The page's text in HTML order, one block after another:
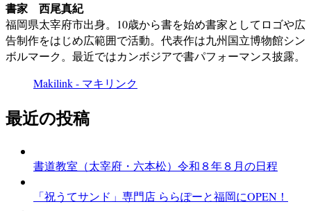
書家 西尾真紀
福岡県太宰府市出身。10歳から書を始め書家としてロゴや広
告制作をはじめ広範囲で活動。代表作は九州国立博物館シン
ボルマーク。最近ではカンボジアで書パフォーマンス披露。
Makilink - マキリンク
最近の投稿
書道教室（太宰府・六本松）令和８年８月の日程
「祝うてサンド」専門店 ららぽーと福岡にOPEN！